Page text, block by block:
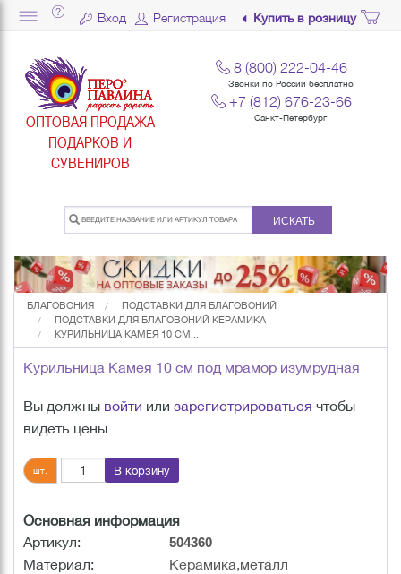
Вход Регистрация Купить в розницу
ОПТОВАЯ ПРОДАЖА
ПОДАРКОВ И
СУВЕНИРОВ
8 (800) 222-04-46
Звонки по России бесплатно
+7 (812) 676-23-66
Санкт-Петербург
ИСКАТЬ
БЛАГОВОНИЯ
ПОДСТАВКИ ДЛЯ БЛАГОВОНИЙ
ПОДСТАВКИ ДЛЯ БЛАГОВОНИЙ КЕРАМИКА
КУРИЛЬНИЦА КАМЕЯ 10 СМ...
Курильница Камея 10 см под мрамор изумрудная
Вы должны войти или зарегистрироваться чтобы
видеть цены
шт. В корзину
Основная информация
Артикул:
504360
Материал:
Керамика,металл